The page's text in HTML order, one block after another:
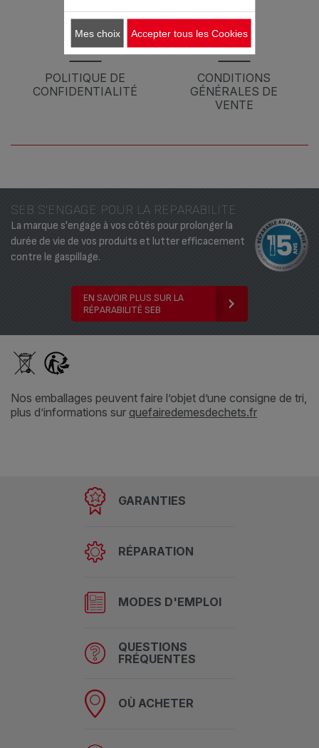
POLITIQUE DE
CONFIDENTIALITÉ
CONDITIONS
GÉNÉRALES DE
VENTE
SEB S'ENGAGE POUR LA REPARABILITE
La marque s'engage à vos côtés pour prolonger la
durée de vie de vos produits et lutter efficacement
contre le gaspillage.
EN SAVOIR PLUS SUR LA
RÉPARABILITÉ SEB
Nos emballages peuvent faire l’objet d’une consigne de tri,
plus d’informations sur quefairedemesdechets.fr
GARANTIES
RÉPARATION
MODES D'EMPLOI
QUESTIONS
FRÉQUENTES
OÙ ACHETER
Mes choix Accepter tous les Cookies